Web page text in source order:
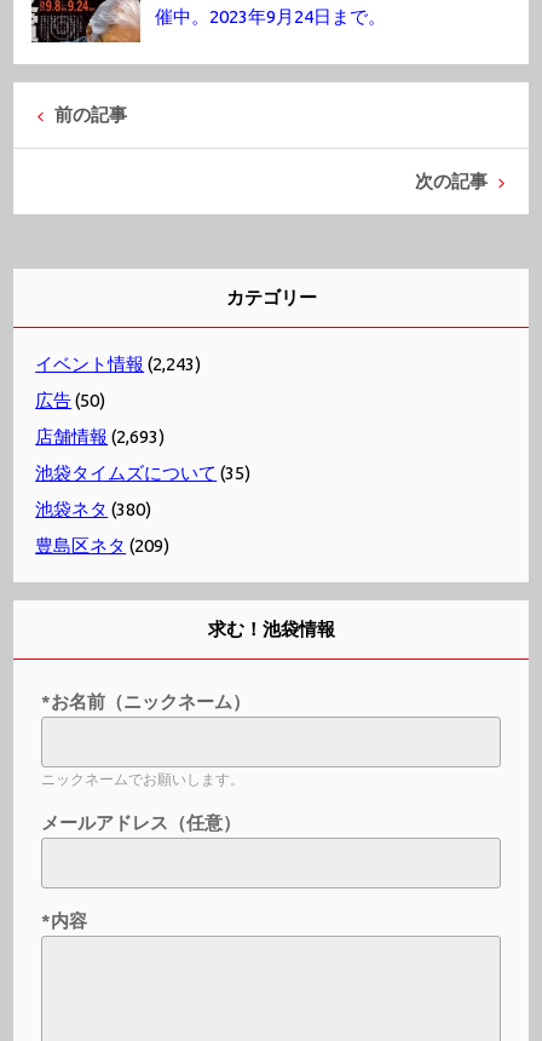
催中。2023年9月24日まで。
前の記事
次の記事
カテゴリー
イベント情報 (2,243)
広告(50)
店舗情報 (2,693)
池袋タイムズについて (35)
池袋ネタ (380)
豊島区ネタ (209)
求む！池袋情報
*お名前（ニックネーム）
ニックネームでお願いします。
メールアドレス（任意）
*内容